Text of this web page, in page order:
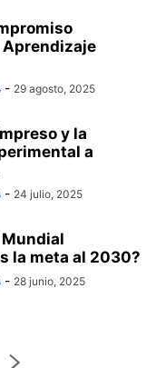
Aprendizaje
- 29 agosto, 2025
y la
a
- 24 julio, 2025
la meta al 2030?
- 28 junio, 2025